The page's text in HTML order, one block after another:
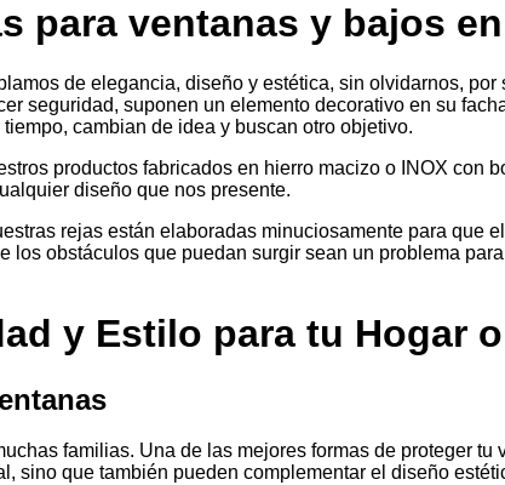
para ventanas y bajos
de elegancia, diseño y estética, sin olvidarnos,
seguridad, suponen un elemento decorativo en su
cambian de idea y buscan otro objetivo.
productos fabricados en hierro macizo o INOX con
diseño que nos presente.
rejas están elaboradas minuciosamente para que
obstáculos que puedan surgir sean un problema
y Estilo para tu Hogar
familias. Una de las mejores formas de proteger
sino que también pueden complementar el diseño